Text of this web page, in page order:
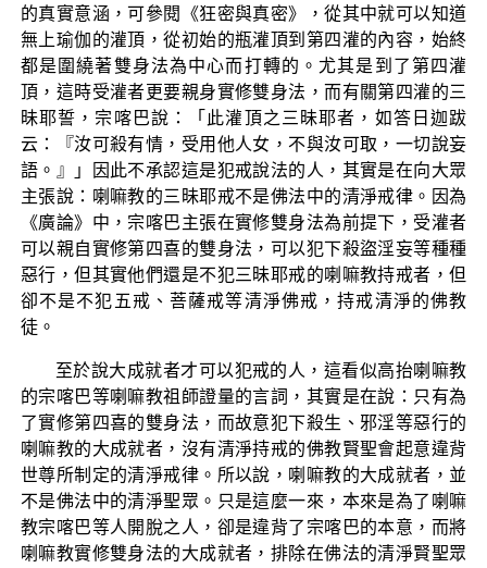
的真實意涵，可參閱《狂密與真密》，從其中就可以知道
無上瑜伽的灌頂，從初始的瓶灌頂到第四灌的內容，始終
都是圍繞著雙身法為中心而打轉的。尤其是到了第四灌
頂，這時受灌者更要親身實修雙身法，而有關第四灌的三
昧耶誓，宗喀巴說：「此灌頂之三昧耶者，如答日迦跋
云：『汝可殺有情，受用他人女，不與汝可取，一切說妄
語。』」因此不承認這是犯戒說法的人，其實是在向大眾
主張說：喇嘛教的三昧耶戒不是佛法中的清淨戒律。因為
《廣論》中，宗喀巴主張在實修雙身法為前提下，受灌者
可以親自實修第四喜的雙身法，可以犯下殺盜淫妄等種種
惡行，但其實他們還是不犯三昧耶戒的喇嘛教持戒者，但
卻不是不犯五戒、菩薩戒等清淨佛戒，持戒清淨的佛教
徒。
至於說大成就者才可以犯戒的人，這看似高抬喇嘛教
的宗喀巴等喇嘛教祖師證量的言詞，其實是在說：只有為
了實修第四喜的雙身法，而故意犯下殺生、邪淫等惡行的
喇嘛教的大成就者，沒有清淨持戒的佛教賢聖會起意違背
世尊所制定的清淨戒律。所以說，喇嘛教的大成就者，並
不是佛法中的清淨聖眾。只是這麼一來，本來是為了喇嘛
教宗喀巴等人開脫之人，卻是違背了宗喀巴的本意，而將
喇嘛教實修雙身法的大成就者，排除在佛法的清淨賢聖眾